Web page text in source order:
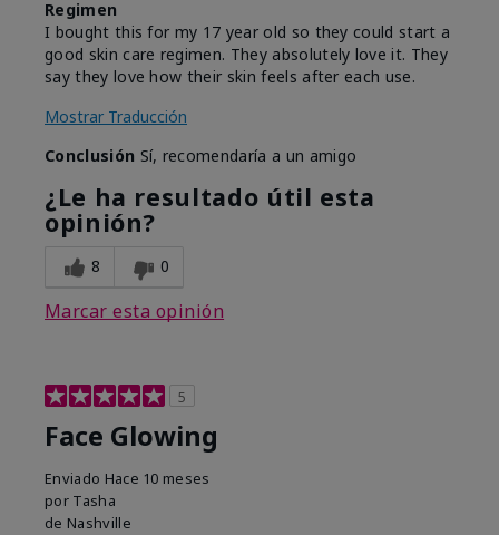
Regimen
I bought this for my 17 year old so they could start a
good skin care regimen. They absolutely love it. They
say they love how their skin feels after each use.
Mostrar Traducción
Conclusión Sí, recomendaría a un amigo
¿Le ha resultado útil esta
opinión?
8 0
Marcar esta opinión
5
Face Glowing
Enviado Hace 10 meses
por Tasha
de Nashville